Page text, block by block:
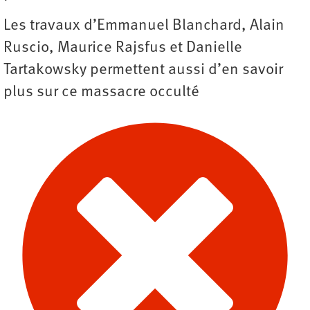
Les travaux d’Emmanuel Blanchard, Alain
Ruscio, Maurice Rajsfus et Danielle
Tartakowsky permettent aussi d’en savoir
plus sur ce massacre occulté